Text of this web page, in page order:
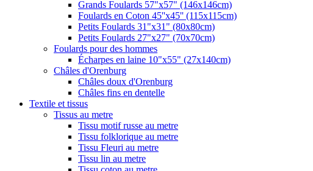
Grands Foulards 57"x57" (146x146cm)
Foulards en Coton 45''x45'' (115x115cm)
Petits Foulards 31"x31" (80x80cm)
Petits Foulards 27"x27" (70x70cm)
Foulards pour des hommes
Écharpes en laine 10"x55" (27x140cm)
Châles d'Orenburg
Châles doux d'Orenburg
Châles fins en dentelle
Textile et tissus
Tissus au metre
Tissu motif russe au metre
Tissu folklorique au metre
Tissu Fleuri au metre
Tissu lin au metre